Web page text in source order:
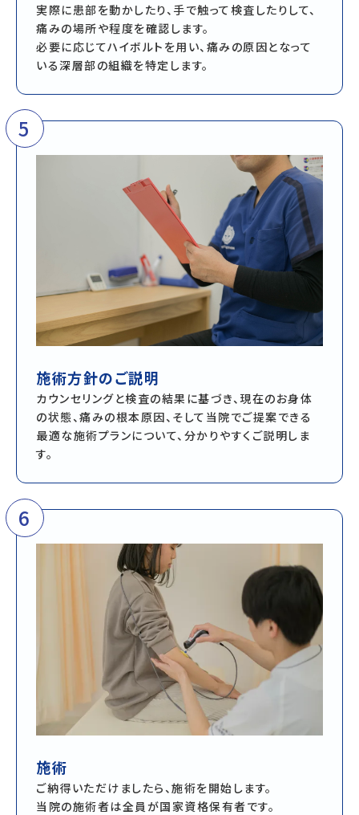
実際に患部を動かしたり、手で触って検査したりして、
痛みの場所や程度を確認します。
必要に応じてハイボルトを用い、痛みの原因となって
いる深層部の組織を特定します。
5
施術方針のご説明
カウンセリングと検査の結果に基づき、現在のお身体
の状態、痛みの根本原因、そして当院でご提案できる
最適な施術プランについて、分かりやすくご説明しま
す。
6
施術
ご納得いただけましたら、施術を開始します。
当院の施術者は全員が国家資格保有者です。